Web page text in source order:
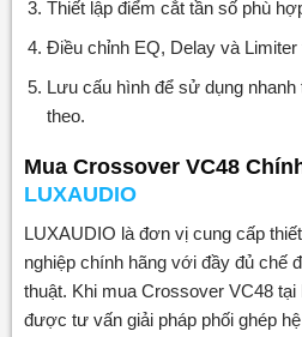
Thiết lập điểm cắt tần số phù
Điều chỉnh EQ, Delay và Limiter
Lưu cấu hình để sử dụng
theo.
Mua Crossover VC48
LUXAUDIO
LUXAUDIO là đơn vị cung cấp
nghiệp chính hãng với đầy đủ chế
thuật. Khi mua Crossover VC48
được tư vấn giải pháp phối ghép